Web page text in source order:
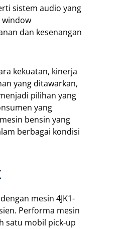
sistem audio yang
dan kesenangan
kekuatan, kinerja
yang ditawarkan,
pilihan yang
yang
bensin yang
berbagai kondisi
mesin 4JK1-
Performa mesin
satu mobil pick-up